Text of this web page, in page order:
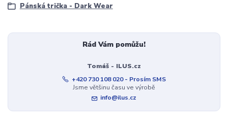
Pánská trička - Dark Wear
Rád Vám pomůžu!
Tomáš - ILUS.cz
+420 730 108 020 - Prosím SMS
Jsme většinu času ve výrobě
info@ilus.cz